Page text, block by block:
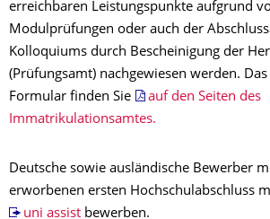
erreichbaren Leistungspunkte aufgrund
Modulprüfungen oder auch der
Kolloquiums durch Bescheinigung der
(Prüfungsamt) nachgewiesen werden.
Formular finden Sie
auf den Seiten des
Immatrikulationsamtes.
Deutsche sowie ausländische Bewerber
erworbenen ersten Hochschulabschluss
uni assistbewerben.